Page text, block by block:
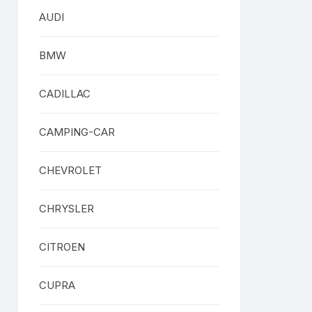
AUDI
BMW
CADILLAC
CAMPING-CAR
CHEVROLET
CHRYSLER
CITROEN
CUPRA